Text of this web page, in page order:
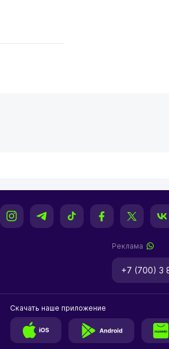
Реклама
+7 (700) 3
Скачать наше приложение